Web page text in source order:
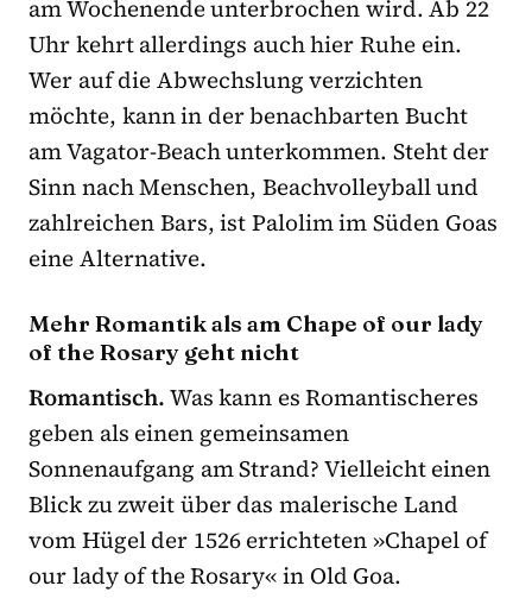
am Wochenende unterbrochen wird. Ab 22
Uhr kehrt allerdings auch hier Ruhe ein.
Wer auf die Abwechslung verzichten
möchte, kann in der benachbarten Bucht
am Vagator-Beach unterkommen. Steht der
Sinn nach Menschen, Beachvolleyball und
zahlreichen Bars, ist Palolim im Süden Goas
eine Alternative.
Mehr Romantik als am Chape of our lady
of the Rosary geht nicht
Romantisch.Was kann es Romantischeres
geben als einen gemeinsamen
Sonnenaufgang am Strand? Vielleicht einen
Blick zu zweit über das malerische Land
vom Hügel der 1526 errichteten »Chapel of
our lady of the Rosary« in Old Goa.